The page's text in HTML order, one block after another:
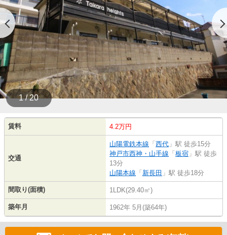
1 / 20
賃料 4.2万円
交通
山陽電鉄本線 「西代 」駅 徒歩15分
神戸市西神・山手線 「板宿 」駅 徒歩
13分
山陽本線 「新長田 」駅 徒歩18分
間取り(面積) 1LDK(29.40㎡)
築年月 1962年 5月(築64年)